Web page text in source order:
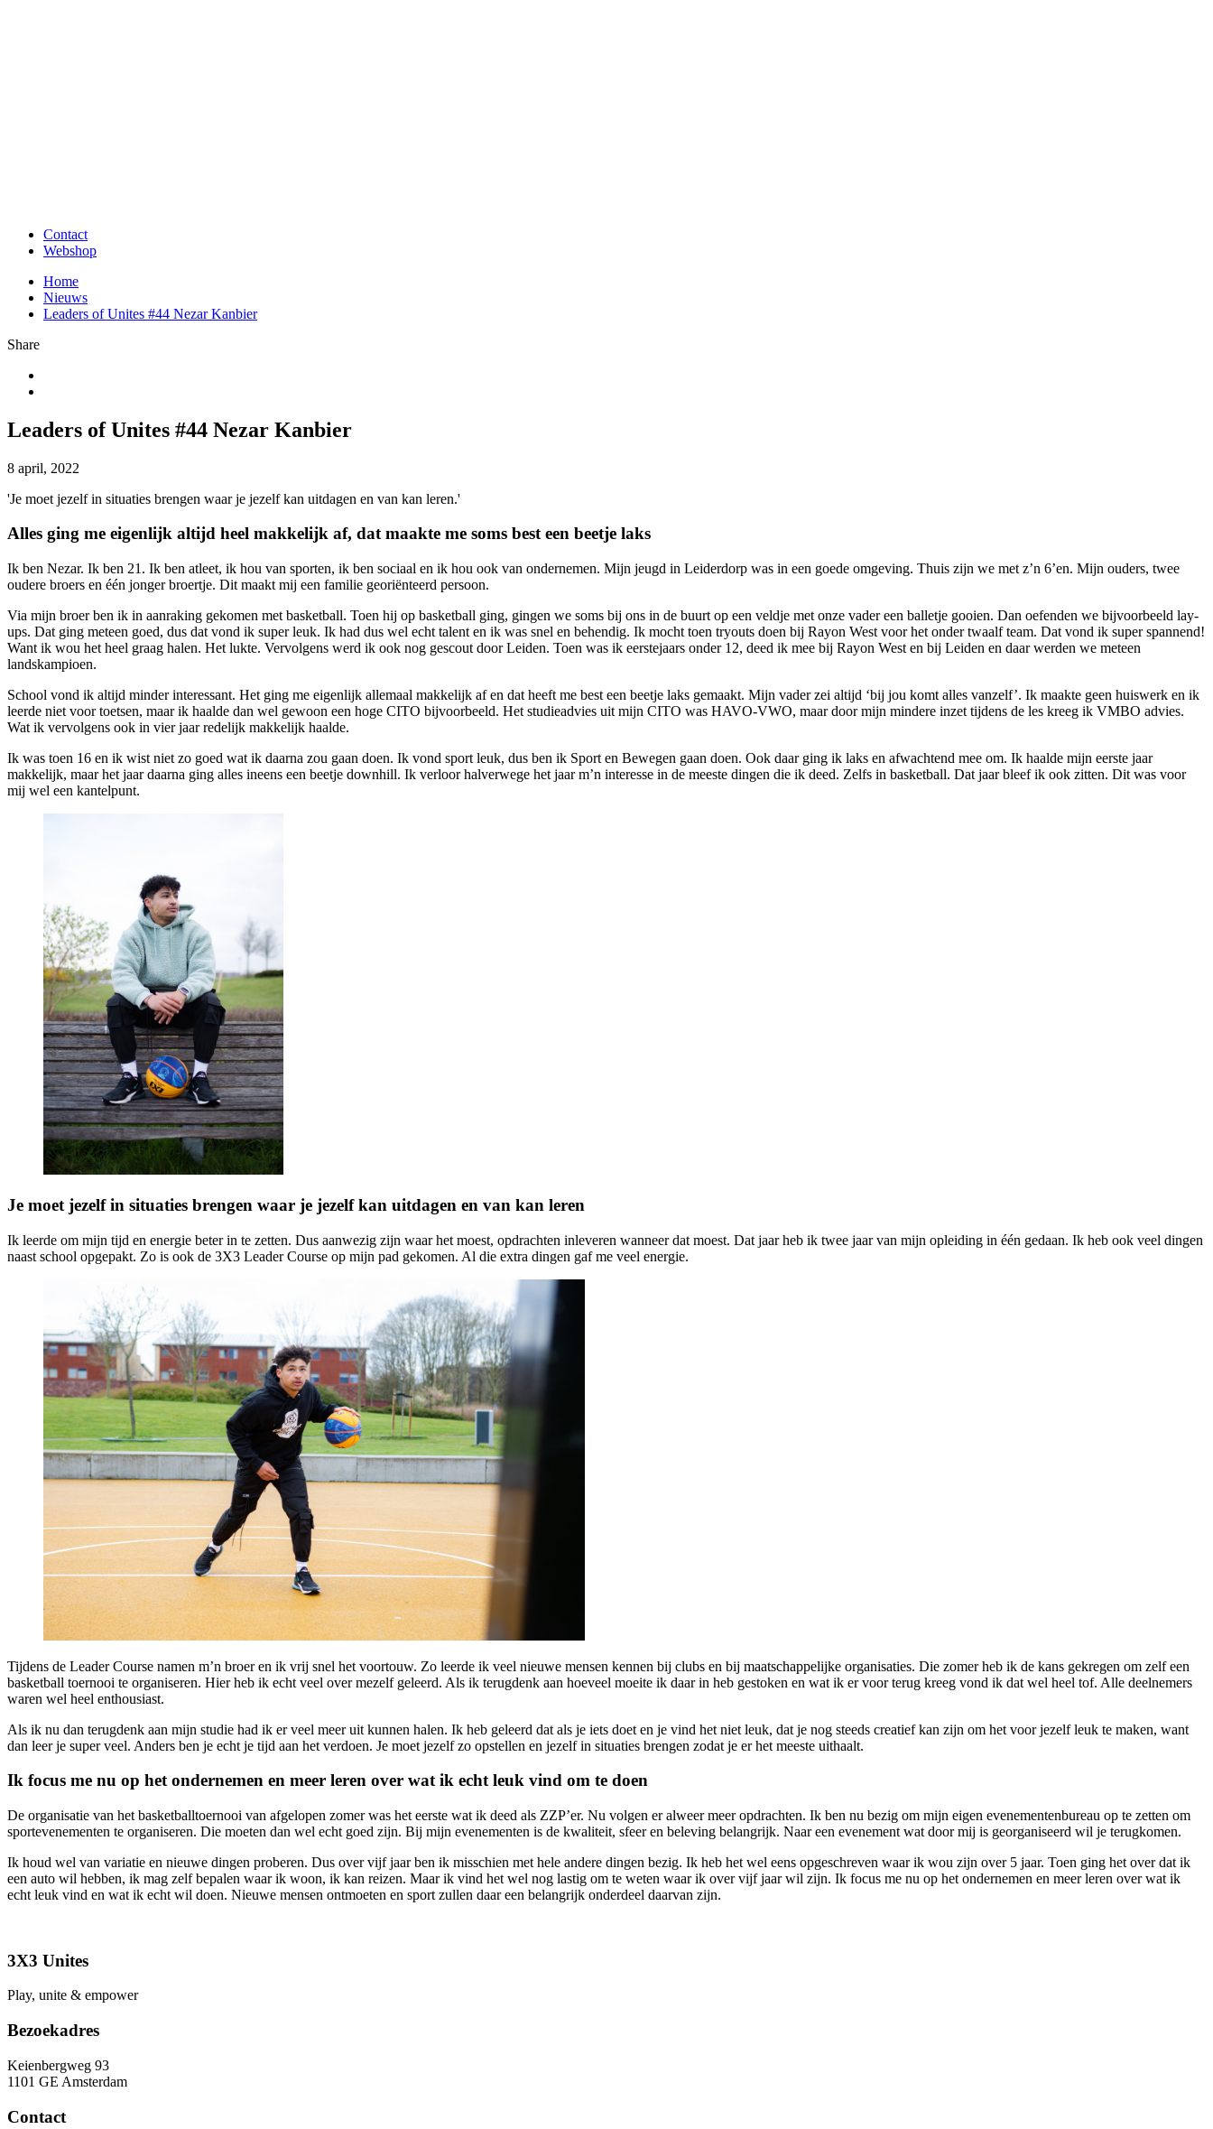
Contact
Webshop
Home
Nieuws
Leaders of Unites #44 Nezar Kanbier
Share
Leaders of Unites #44 Nezar Kanbier
8 april, 2022
'Je moet jezelf in situaties brengen waar je jezelf kan uitdagen en van kan leren.'
Alles ging me eigenlijk altijd heel makkelijk af, dat maakte me soms best een beetje laks
Ik ben Nezar. Ik ben 21. Ik ben atleet, ik hou van sporten, ik ben sociaal en ik hou ook van ondernemen. Mijn jeugd in Leiderdorp was in een goede omgeving. Thuis zijn we met z’n 6’en. Mijn ouders, twee
oudere broers en één jonger broertje. Dit maakt mij een familie georiënteerd persoon.
Via mijn broer ben ik in aanraking gekomen met basketball. Toen hij op basketball ging, gingen we soms bij ons in de buurt op een veldje met onze vader een balletje gooien. Dan oefenden we bijvoorbeeld lay-
ups. Dat ging meteen goed, dus dat vond ik super leuk. Ik had dus wel echt talent en ik was snel en behendig. Ik mocht toen tryouts doen bij Rayon West voor het onder twaalf team. Dat vond ik super spannend!
Want ik wou het heel graag halen. Het lukte. Vervolgens werd ik ook nog gescout door Leiden. Toen was ik eerstejaars onder 12, deed ik mee bij Rayon West en bij Leiden en daar werden we meteen
landskampioen.
School vond ik altijd minder interessant. Het ging me eigenlijk allemaal makkelijk af en dat heeft me best een beetje laks gemaakt. Mijn vader zei altijd ‘bij jou komt alles vanzelf’. Ik maakte geen huiswerk en ik
leerde niet voor toetsen, maar ik haalde dan wel gewoon een hoge CITO bijvoorbeeld. Het studieadvies uit mijn CITO was HAVO-VWO, maar door mijn mindere inzet tijdens de les kreeg ik VMBO advies.
Wat ik vervolgens ook in vier jaar redelijk makkelijk haalde.
Ik was toen 16 en ik wist niet zo goed wat ik daarna zou gaan doen. Ik vond sport leuk, dus ben ik Sport en Bewegen gaan doen. Ook daar ging ik laks en afwachtend mee om. Ik haalde mijn eerste jaar
makkelijk, maar het jaar daarna ging alles ineens een beetje downhill. Ik verloor halverwege het jaar m’n interesse in de meeste dingen die ik deed. Zelfs in basketball. Dat jaar bleef ik ook zitten. Dit was voor
mij wel een kantelpunt.
Je moet jezelf in situaties brengen waar je jezelf kan uitdagen en van kan leren
Ik leerde om mijn tijd en energie beter in te zetten. Dus aanwezig zijn waar het moest, opdrachten inleveren wanneer dat moest. Dat jaar heb ik twee jaar van mijn opleiding in één gedaan. Ik heb ook veel dingen
naast school opgepakt. Zo is ook de 3X3 Leader Course op mijn pad gekomen. Al die extra dingen gaf me veel energie.
Tijdens de Leader Course namen m’n broer en ik vrij snel het voortouw. Zo leerde ik veel nieuwe mensen kennen bij clubs en bij maatschappelijke organisaties. Die zomer heb ik de kans gekregen om zelf een
basketball toernooi te organiseren. Hier heb ik echt veel over mezelf geleerd. Als ik terugdenk aan hoeveel moeite ik daar in heb gestoken en wat ik er voor terug kreeg vond ik dat wel heel tof. Alle deelnemers
waren wel heel enthousiast.
Als ik nu dan terugdenk aan mijn studie had ik er veel meer uit kunnen halen. Ik heb geleerd dat als je iets doet en je vind het niet leuk, dat je nog steeds creatief kan zijn om het voor jezelf leuk te maken, want
dan leer je super veel. Anders ben je echt je tijd aan het verdoen. Je moet jezelf zo opstellen en jezelf in situaties brengen zodat je er het meeste uithaalt.
Ik focus me nu op het ondernemen en meer leren over wat ik echt leuk vind om te doen
De organisatie van het basketballtoernooi van afgelopen zomer was het eerste wat ik deed als ZZP’er. Nu volgen er alweer meer opdrachten. Ik ben nu bezig om mijn eigen evenementenbureau op te zetten om
sportevenementen te organiseren. Die moeten dan wel echt goed zijn. Bij mijn evenementen is de kwaliteit, sfeer en beleving belangrijk. Naar een evenement wat door mij is georganiseerd wil je terugkomen.
Ik houd wel van variatie en nieuwe dingen proberen. Dus over vijf jaar ben ik misschien met hele andere dingen bezig. Ik heb het wel eens opgeschreven waar ik wou zijn over 5 jaar. Toen ging het over dat ik
een auto wil hebben, ik mag zelf bepalen waar ik woon, ik kan reizen. Maar ik vind het wel nog lastig om te weten waar ik over vijf jaar wil zijn. Ik focus me nu op het ondernemen en meer leren over wat ik
echt leuk vind en wat ik echt wil doen. Nieuwe mensen ontmoeten en sport zullen daar een belangrijk onderdeel daarvan zijn.
3X3 Unites
Play, unite & empower
Bezoekadres
Keienbergweg 93
1101 GE Amsterdam
Contact